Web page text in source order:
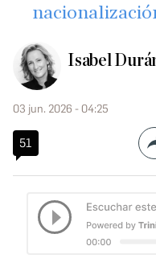
Isabel
03 jun. 2026 - 04:25
51